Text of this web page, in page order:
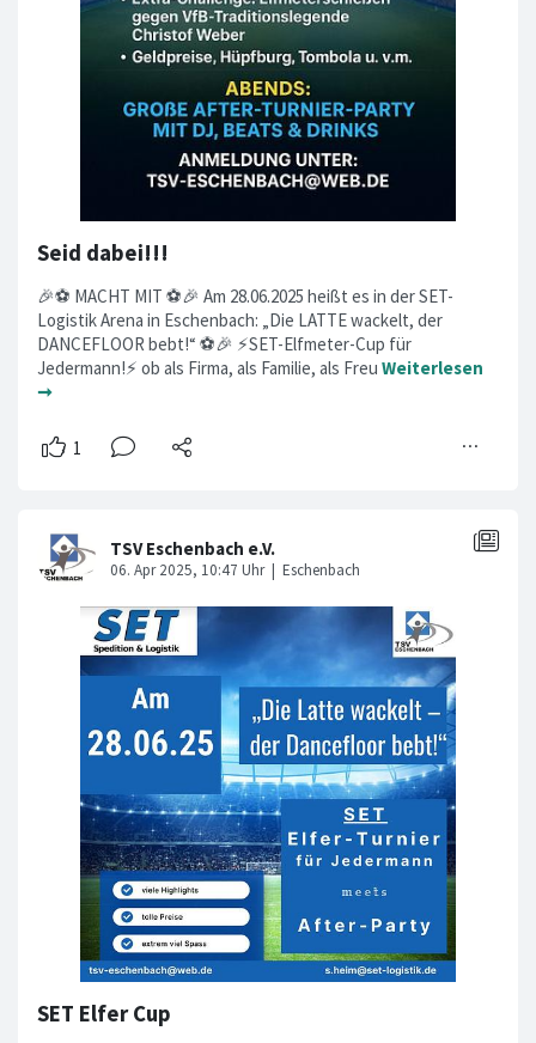
Seid dabei!!!
🎉⚽ MACHT MIT ⚽🎉 Am 28.06.2025 heißt es in der SET-
Logistik Arena in Eschenbach: „Die LATTE wackelt, der
DANCEFLOOR bebt!“ ⚽️🎉 ⚡SET-Elfmeter-Cup für
Jedermann!⚡ ob als Firma, als Familie, als Freu Weiterlesen
➞
SET Elfer Cup